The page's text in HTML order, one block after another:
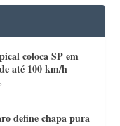
coloca SP em
até 100 km/h
define chapa pura